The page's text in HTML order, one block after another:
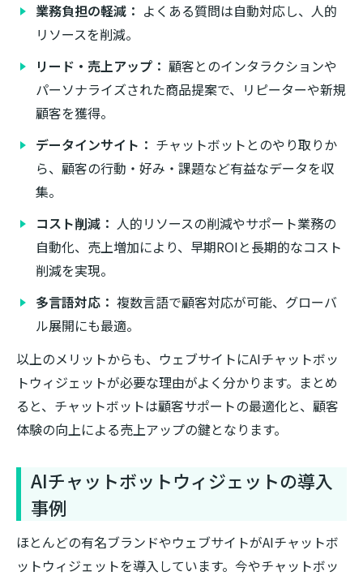
業務負担の軽減： よくある質問は自動対応し、人的
リソースを削減。
リード・売上アップ： 顧客とのインタラクションや
パーソナライズされた商品提案で、リピーターや新規
顧客を獲得。
データインサイト： チャットボットとのやり取りか
ら、顧客の行動・好み・課題など有益なデータを収
集。
コスト削減： 人的リソースの削減やサポート業務の
自動化、売上増加により、早期ROIと長期的なコスト
削減を実現。
多言語対応： 複数言語で顧客対応が可能、グローバ
ル展開にも最適。
以上のメリットからも、ウェブサイトにAIチャットボッ
トウィジェットが必要な理由がよく分かります。まとめ
ると、チャットボットは顧客サポートの最適化と、顧客
体験の向上による売上アップの鍵となります。
AIチャットボットウィジェットの導入
事例
ほとんどの有名ブランドやウェブサイトがAIチャットボ
ットウィジェットを導入しています。今やチャットボッ